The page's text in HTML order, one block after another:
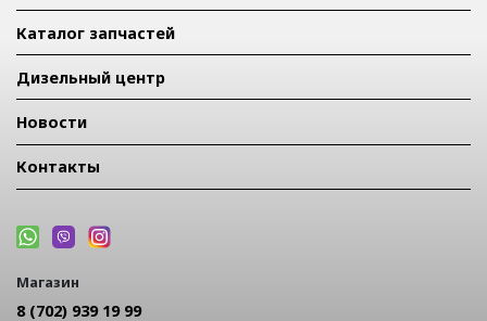
Каталог запчастей
Дизельный центр
Новости
Контакты
Магазин
8 (702) 939 19 99